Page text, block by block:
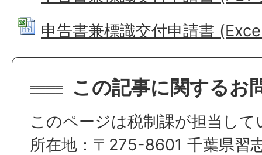
申告書兼標識交付申請書
この記事に関するお
このページは税制課が担当して
所在地：〒275-8601 千葉県習